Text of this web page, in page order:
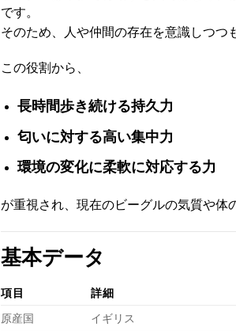
です。
そのため、人や仲間の存在を意識しつつ
この役割から、
長時間歩き続ける持久力
匂いに対する高い集中力
環境の変化に柔軟に対応する力
が重視され、現在のビーグルの気質や体
基本データ
項目
詳細
原産国
イギリス